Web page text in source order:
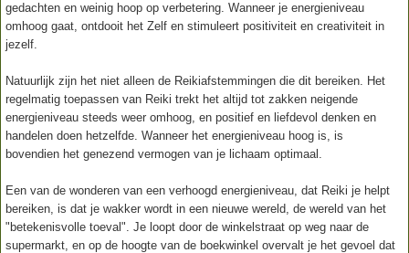
gedachten en weinig hoop op verbetering. Wanneer je energieniveau
omhoog gaat, ontdooit het Zelf en stimuleert positiviteit en creativiteit in
jezelf.
Natuurlijk zijn het niet alleen de Reikiafstemmingen die dit bereiken. Het
regelmatig toepassen van Reiki trekt het altijd tot zakken neigende
energieniveau steeds weer omhoog, en positief en liefdevol denken en
handelen doen hetzelfde. Wanneer het energieniveau hoog is, is
bovendien het genezend vermogen van je lichaam optimaal.
Een van de wonderen van een verhoogd energieniveau, dat Reiki je helpt
bereiken, is dat je wakker wordt in een nieuwe wereld, de wereld van het
"betekenisvolle toeval". Je loopt door de winkelstraat op weg naar de
supermarkt, en op de hoogte van de boekwinkel overvalt je het gevoel dat